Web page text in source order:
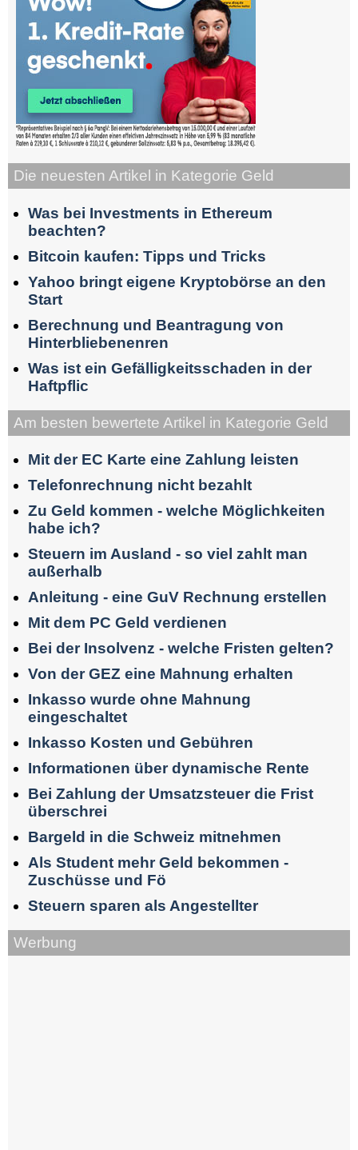
Die neuesten Artikel in Kategorie Geld
Was bei Investments in Ethereum
beachten?
Bitcoin kaufen: Tipps und Tricks
Yahoo bringt eigene Kryptobörse an den
Start
Berechnung und Beantragung von
Hinterbliebenenren
Was ist ein Gefälligkeitsschaden in der
Haftpflic
Am besten bewertete Artikel in Kategorie Geld
Mit der EC Karte eine Zahlung leisten
Telefonrechnung nicht bezahlt
Zu Geld kommen - welche Möglichkeiten
habe ich?
Steuern im Ausland - so viel zahlt man
außerhalb
Anleitung - eine GuV Rechnung erstellen
Mit dem PC Geld verdienen
Bei der Insolvenz - welche Fristen gelten?
Von der GEZ eine Mahnung erhalten
Inkasso wurde ohne Mahnung
eingeschaltet
Inkasso Kosten und Gebühren
Informationen über dynamische Rente
Bei Zahlung der Umsatzsteuer die Frist
überschrei
Bargeld in die Schweiz mitnehmen
Als Student mehr Geld bekommen -
Zuschüsse und Fö
Steuern sparen als Angestellter
Werbung